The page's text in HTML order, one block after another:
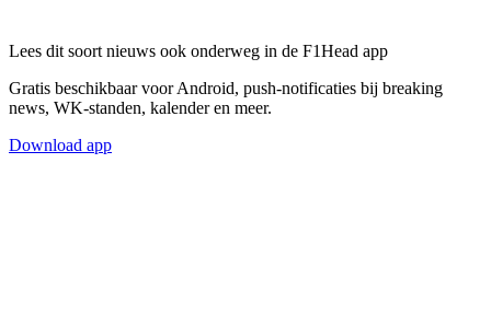
Lees dit soort nieuws ook onderweg in de F1Head app
Gratis beschikbaar voor Android, push-notificaties bij breaking
news, WK-standen, kalender en meer.
Download app